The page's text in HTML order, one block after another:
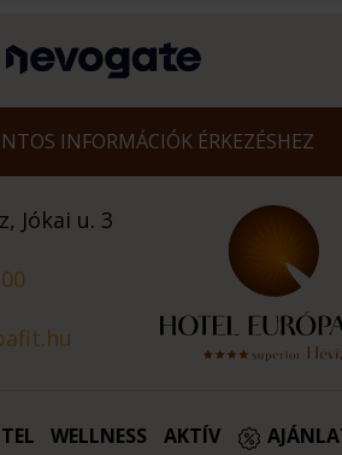
INFORMÁCIÓK ÉRKEZÉSHEZ
Jókai u. 3
WELLNESS AKTÍV